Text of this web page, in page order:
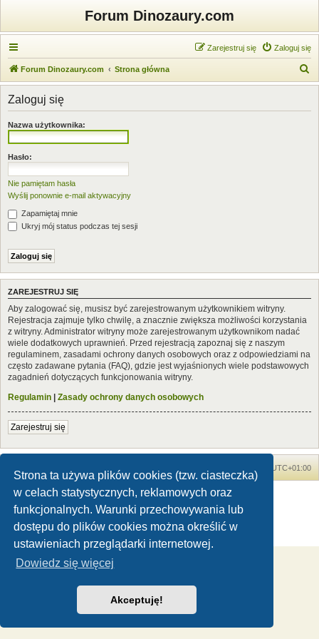
Strona ta używa plików cookies (tzw. ciasteczka)
w celach statystycznych, reklamowych oraz
funkcjonalnych. Warunki przechowywania lub
dostępu do plików cookies można określić w
ustawieniach przeglądarki internetowej.
Dowiedz się więcej
Akceptuję!
Forum Dinozaury.com
Zaloguj się
Zarejestruj się
Forum Dinozaury.com Strona główna
z
Zaloguj się
Nazwa użytkownika:
Hasło:
Nie pamiętam hasła
Wyślij ponownie e-mail aktywacyjny
Zapamiętaj mnie
Ukryj mój status podczas tej sesji
ZAREJESTRUJ SIĘ
Aby zalogować się, musisz być zarejestrowanym użytkownikiem witryny.
Rejestracja zajmuje tylko chwilę, a znacznie zwiększa możliwości korzystania
z witryny. Administrator witryny może zarejestrowanym użytkownikom nadać
wiele dodatkowych uprawnień. Przed rejestracją zapoznaj się z naszym
regulaminem, zasadami ochrony danych osobowych oraz z odpowiedziami na
często zadawane pytania (FAQ), gdzie jest wyjaśnionych wiele podstawowych
zagadnień dotyczących funkcjonowania witryny.
Regulamin | Zasady ochrony danych osobowych
Zarejestruj się
UTC+01:00
Dinozaury.com© 2006-2020
Technologię dostarczaphpBB® Forum Software © phpBB Limited
Zasady ochrony danych osobowych|Regulamin